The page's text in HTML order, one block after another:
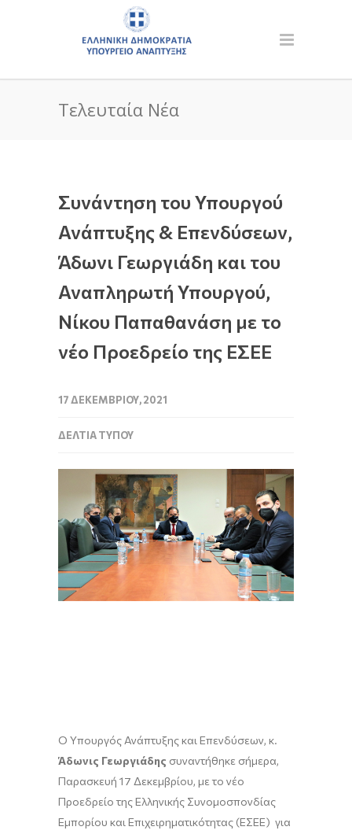
Τελευταία Νέα
Συνάντηση του Υπουργού
Ανάπτυξης & Επενδύσεων,
Άδωνι Γεωργιάδη και του
Αναπληρωτή Υπουργού,
Νίκου Παπαθανάση με το
νέο Προεδρείο της ΕΣΕΕ
17 ΔΕΚΕΜΒΡΊΟΥ, 2021
ΔΕΛΤΊΑ ΤΎΠΟΥ
Ο Υπουργός Ανάπτυξης και Επενδύσεων, κ.
Άδωνις Γεωργιάδης συναντήθηκε σήμερα,
Παρασκευή 17 Δεκεμβρίου, με το νέο
Προεδρείο της Ελληνικής Συνομοσπονδίας
Εμπορίου και Επιχειρηματικότητας (ΕΣΕΕ) για